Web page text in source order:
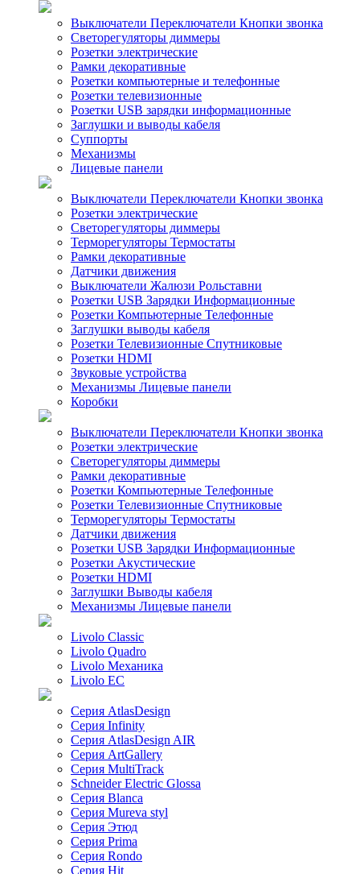
Выключатели Переключатели Кнопки звонка
Светорегуляторы диммеры
Розетки электрические
Рамки декоративные
Розетки компьютерные и телефонные
Розетки телевизионные
Розетки USB зарядки информационные
Заглушки и выводы кабеля
Суппорты
Механизмы
Лицевые панели
Выключатели Переключатели Кнопки звонка
Розетки электрические
Светорегуляторы диммеры
Терморегуляторы Термостаты
Рамки декоративные
Датчики движения
Выключатели Жалюзи Рольставни
Розетки USB Зарядки Информационные
Розетки Компьютерные Телефонные
Заглушки выводы кабеля
Розетки Телевизионные Спутниковые
Розетки HDMI
Звуковые устройства
Механизмы Лицевые панели
Коробки
Выключатели Переключатели Кнопки звонка
Розетки электрические
Светорегуляторы диммеры
Рамки декоративные
Розетки Компьютерные Телефонные
Розетки Телевизионные Спутниковые
Терморегуляторы Термостаты
Датчики движения
Розетки USB Зарядки Информационные
Розетки Акустические
Розетки HDMI
Заглушки Выводы кабеля
Механизмы Лицевые панели
Livolo Classic
Livolo Quadro
Livolo Механика
Livolo EC
Серия AtlasDesign
Серия Infinity
Серия AtlasDesign AIR
Серия ArtGallery
Серия MultiTrack
Schneider Electric Glossa
Серия Blanca
Серия Mureva styl
Серия Этюд
Серия Prima
Серия Rondo
Серия Hit